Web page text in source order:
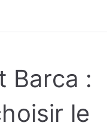
Barca :
le